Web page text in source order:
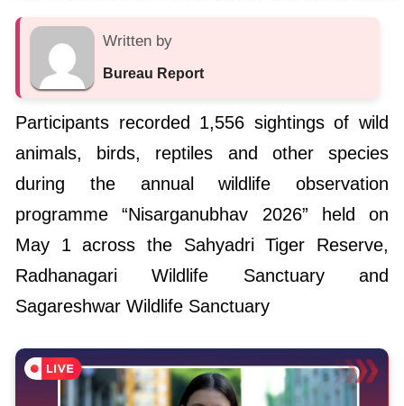
Written by
Bureau Report
Participants recorded 1,556 sightings of wild
animals, birds, reptiles and other species
during the annual wildlife observation
programme “Nisarganubhav 2026” held on
May 1 across the Sahyadri Tiger Reserve,
Radhanagari Wildlife Sanctuary and
Sagareshwar Wildlife Sanctuary